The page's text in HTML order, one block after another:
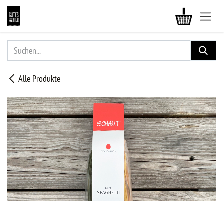
ZUM INHALT SPRINGEN
Alle Produkte